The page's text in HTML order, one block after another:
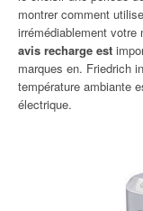
montrer comment
irrémédiablement votre
avis recharge est
marques en. Friedrich
température ambiante
électrique.